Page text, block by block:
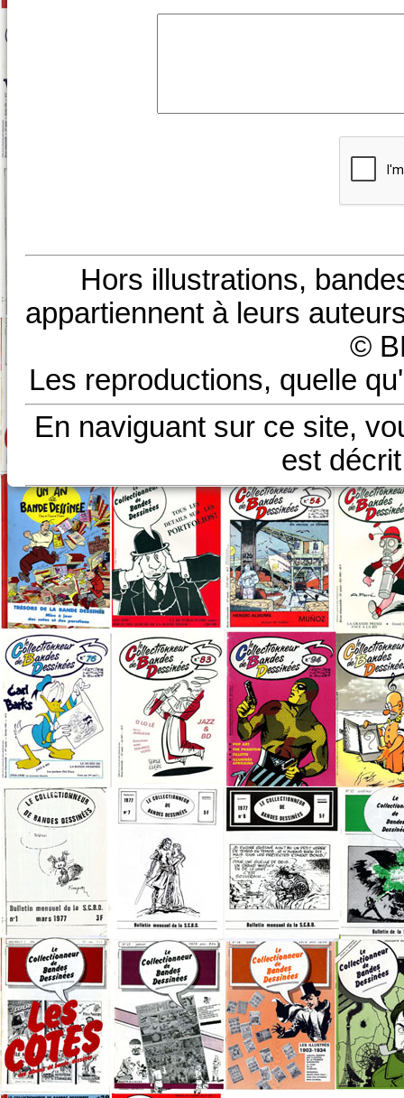
Hors illustrations,
appartiennent à leurs
©
Les reproductions, quelle
En naviguant sur ce site,
est